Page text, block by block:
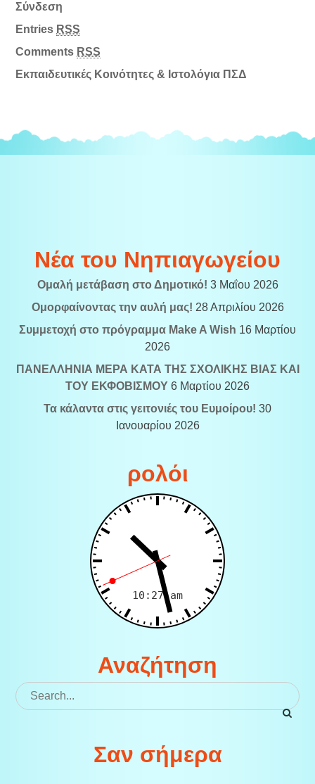
Σύνδεση
Entries RSS
Comments RSS
Εκπαιδευτικές Κοινότητες & Ιστολόγια ΠΣΔ
Νέα του Νηπιαγωγείου
Ομαλή μετάβαση στο Δημοτικό! 3 Μαΐου 2026
Ομορφαίνοντας την αυλή μας! 28 Απριλίου 2026
Συμμετοχή στο πρόγραμμα Make A Wish 16 Μαρτίου
2026
ΠΑΝΕΛΛΗΝΙΑ ΜΕΡΑ ΚΑΤΑ ΤΗΣ ΣΧΟΛΙΚΗΣ ΒΙΑΣ ΚΑΙ
ΤΟΥ ΕΚΦΟΒΙΣΜΟΥ 6 Μαρτίου 2026
Τα κάλαντα στις γειτονιές του Ευμοίρου! 30
Ιανουαρίου 2026
ρολόι
Αναζήτηση
Search
for:
Σαν σήμερα